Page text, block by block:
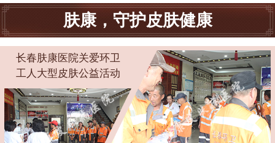
肤康，守护皮肤健康
长春肤康医院关爱环卫
工人大型皮肤公益活动